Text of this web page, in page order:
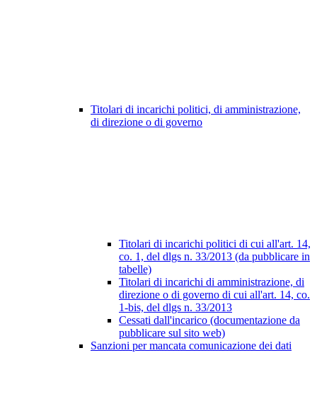
Titolari di incarichi politici, di amministrazione,
di direzione o di governo
Titolari di incarichi politici di cui all'art. 14,
co. 1, del dlgs n. 33/2013 (da pubblicare in
tabelle)
Titolari di incarichi di amministrazione, di
direzione o di governo di cui all'art. 14, co.
1-bis, del dlgs n. 33/2013
Cessati dall'incarico (documentazione da
pubblicare sul sito web)
Sanzioni per mancata comunicazione dei dati